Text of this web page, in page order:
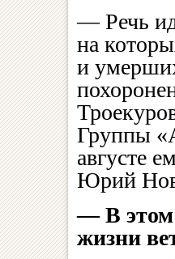
— Речь
на
и
Группы
августе
Юрий
— В этом
жизни